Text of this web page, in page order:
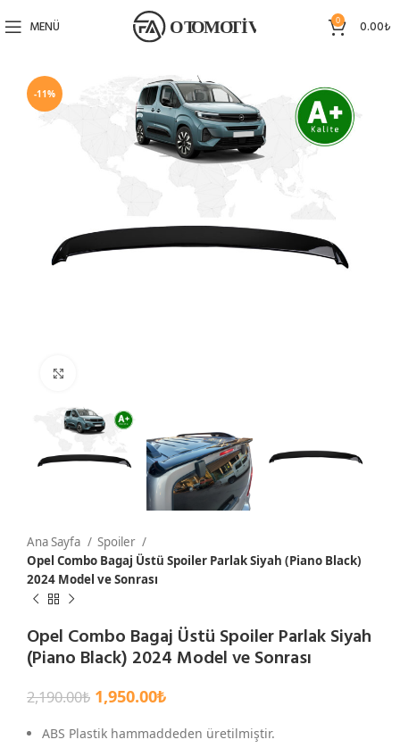
MENÜ 0 0.00₺
-11%
Ana Sayfa
Spoiler
Opel Combo Bagaj Üstü Spoiler Parlak Siyah (Piano Black)
2024 Model ve Sonrası
Opel Combo Bagaj Üstü Spoiler Parlak Siyah
(Piano Black) 2024 Model ve Sonrası
2,190.00₺ 1,950.00₺
ABS Plastik hammaddeden üretilmiştir.